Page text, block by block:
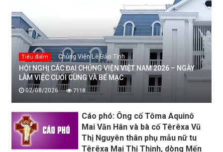
Tiêu điểm Chủng Viện Lê Bảo Tịnh
HỘI NGHỊ CÁC ĐẠI CHỦNG VIỆN VIỆT NAM 2026 – NGÀY
LÀM VIỆC CUỐI CÙNG VÀ BẾ MẠC
02/08/2026 7118
Cáo phó: Ông cố Tôma Aquinô
Mai Văn Hân và bà cố Têrêxa Vũ
Thị Nguyên thân phụ mẫu nữ tu
Têrêxa Mai Thị Thịnh, dòng Mến